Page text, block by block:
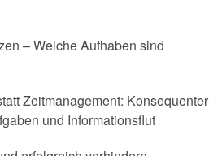
– Welche Aufhaben sind
Zeitmanagement: Konsequenter
und Informationsflut